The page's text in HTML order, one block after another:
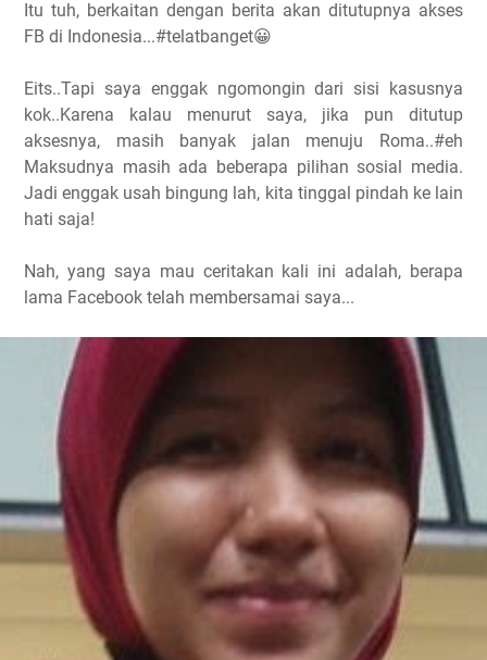
Itu tuh, berkaitan dengan berita akan ditutupnya akses
FB di Indonesia...#telatbanget😀
Eits..Tapi saya enggak ngomongin dari sisi kasusnya
kok..Karena kalau menurut saya, jika pun ditutup
aksesnya, masih banyak jalan menuju Roma..#eh
Maksudnya masih ada beberapa pilihan sosial media.
Jadi enggak usah bingung lah, kita tinggal pindah ke lain
hati saja!
Nah, yang saya mau ceritakan kali ini adalah, berapa
lama Facebook telah membersamai saya...